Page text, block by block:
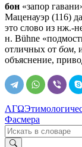
бон «запор
Маценауэр (116)
это слово из нж.-
н. Bühne
отличных от бом,
объяснение,
ΛΓΩ
Фасмера